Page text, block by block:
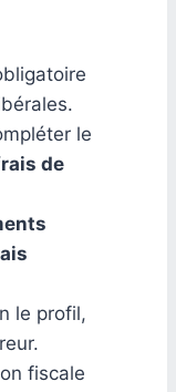
le
de
le profil,
fiscale